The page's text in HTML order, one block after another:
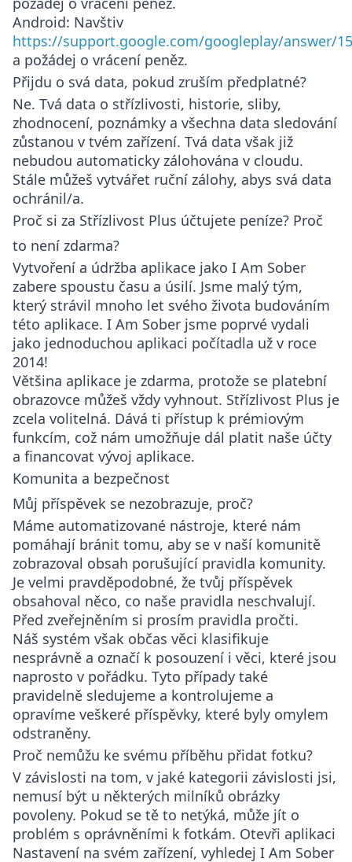
Android: Navštiv
https://support.google.com/googleplay/answer/
a požádej o vrácení peněz.
Přijdu o svá data, pokud zruším předplatné?
Ne. Tvá data o střízlivosti, historie, sliby,
zhodnocení, poznámky a všechna data sledování
zůstanou v tvém zařízení. Tvá data však již
nebudou automaticky zálohována v cloudu.
Stále můžeš vytvářet ruční zálohy, abys svá data
ochránil/a.
Proč si za Střízlivost Plus účtujete peníze? Proč
to není zdarma?
Vytvoření a údržba aplikace jako I Am Sober
zabere spoustu času a úsilí. Jsme malý tým,
který strávil mnoho let svého života budováním
této aplikace. I Am Sober jsme poprvé vydali
jako jednoduchou aplikaci počítadla už v roce
2014!
Většina aplikace je zdarma, protože se platební
obrazovce můžeš vždy vyhnout. Střízlivost Plus je
zcela volitelná. Dává ti přístup k prémiovým
funkcím, což nám umožňuje dál platit naše účty
a financovat vývoj aplikace.
Komunita a bezpečnost
Můj příspěvek se nezobrazuje, proč?
Máme automatizované nástroje, které nám
pomáhají bránit tomu, aby se v naší komunitě
zobrazoval obsah porušující pravidla komunity.
Je velmi pravděpodobné, že tvůj příspěvek
obsahoval něco, co naše pravidla neschvalují.
Před zveřejněním si prosím pravidla pročti.
Náš systém však občas věci klasifikuje
nesprávně a označí k posouzení i věci, které jsou
naprosto v pořádku. Tyto případy také
pravidelně sledujeme a kontrolujeme a
opravíme veškeré příspěvky, které byly omylem
odstraněny.
Proč nemůžu ke svému příběhu přidat fotku?
V závislosti na tom, v jaké kategorii závislosti jsi,
nemusí být u některých milníků obrázky
povoleny. Pokud se tě to netýká, může jít o
problém s oprávněními k fotkám. Otevři aplikaci
Nastavení na svém zařízení, vyhledej I Am Sober